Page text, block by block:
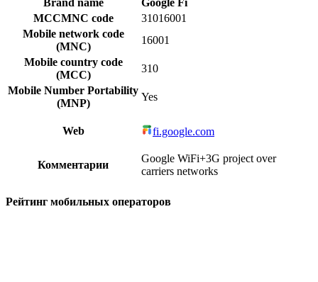
Brand name
Google Fi
MCCMNC code
31016001
Mobile network code
(MNC)
16001
Mobile country code
(MCC)
310
Mobile Number Portability
(MNP)
Yes
Web fi.google.com
Комментарии
Google WiFi+3G project over
carriers networks
Рейтинг мобильных операторов